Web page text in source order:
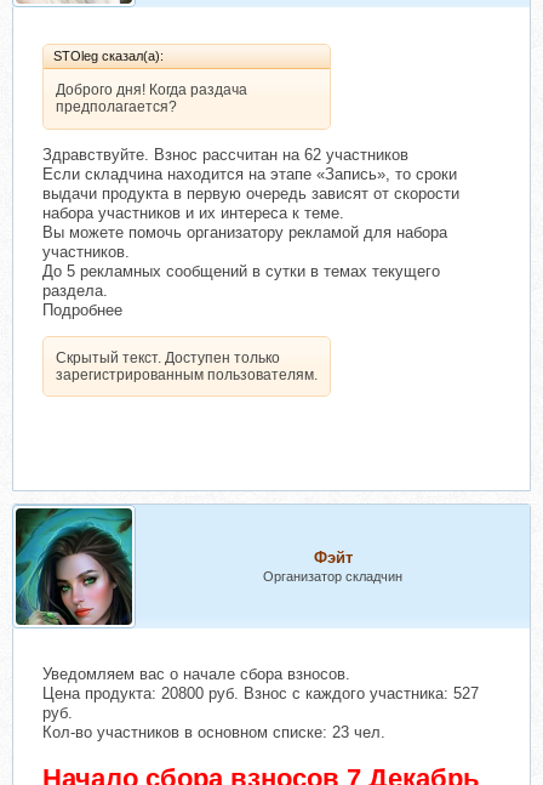
STOleg сказал(а):
Доброго дня! Когда раздача
предполагается?
Здравствуйте. Взнос рассчитан на 62 участников
Если складчина находится на этапе «Запись», то сроки
выдачи продукта в первую очередь зависят от скорости
набора участников и их интереса к теме.
Вы можете помочь организатору рекламой для набора
участников.
До 5 рекламных сообщений в сутки в темах текущего
раздела.
Подробнее
Скрытый текст. Доступен только
зарегистрированным пользователям.
Фэйт
Организатор складчин
Уведомляем вас о начале сбора взносов.
Цена продукта: 20800 руб. Взнос с каждого участника: 527
руб.
Кол-во участников в основном списке: 23 чел.
Начало сбора взносов 7 Декабрь